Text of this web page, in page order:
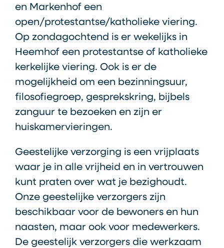
en Markenhof een
open/protestantse/katholieke viering.
Op zondagochtend is er wekelijks in
Heemhof een protestantse of katholieke
kerkelijke viering. Ook is er de
mogelijkheid om een bezinningsuur,
filosofiegroep, gesprekskring, bijbels
zanguur te bezoeken en zijn er
huiskamervieringen.
Geestelijke verzorging is een vrijplaats
waar je in alle vrijheid en in vertrouwen
kunt praten over wat je bezighoudt.
Onze geestelijke verzorgers zijn
beschikbaar voor de bewoners en hun
naasten, maar ook voor medewerkers.
De geestelijk verzorgers die werkzaam